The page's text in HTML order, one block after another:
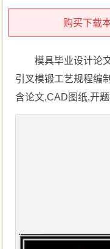
购买下载
模具毕业设计论
引叉模锻工艺规程编
含论文,CAD图纸,开